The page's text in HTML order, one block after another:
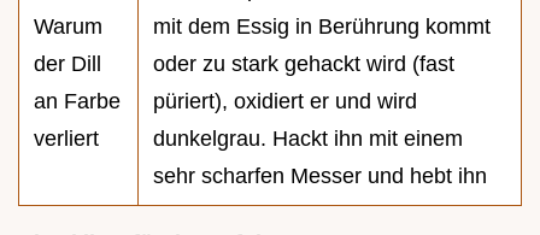
Warum
der Dill
an Farbe
verliert
mit dem Essig in Berührung kommt
oder zu stark gehackt wird (fast
püriert), oxidiert er und wird
dunkelgrau. Hackt ihn mit einem
sehr scharfen Messer und hebt ihn